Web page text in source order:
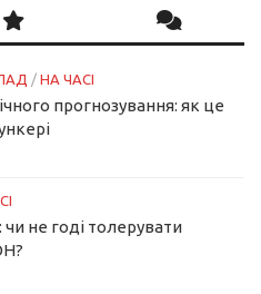
/ НА ЧАСІ
прогнозування: як це
не годі толерувати